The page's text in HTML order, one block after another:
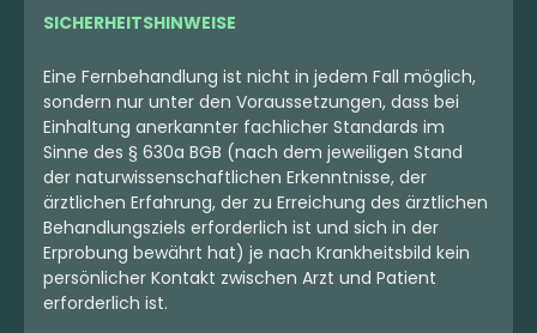
SICHERHEITSHINWEISE
Eine Fernbehandlung ist nicht in jedem Fall möglich,
sondern nur unter den Voraussetzungen, dass bei
Einhaltung anerkannter fachlicher Standards im
Sinne des § 630a BGB (nach dem jeweiligen Stand
der naturwissenschaftlichen Erkenntnisse, der
ärztlichen Erfahrung, der zu Erreichung des ärztlichen
Behandlungsziels erforderlich ist und sich in der
Erprobung bewährt hat) je nach Krankheitsbild kein
persönlicher Kontakt zwischen Arzt und Patient
erforderlich ist.